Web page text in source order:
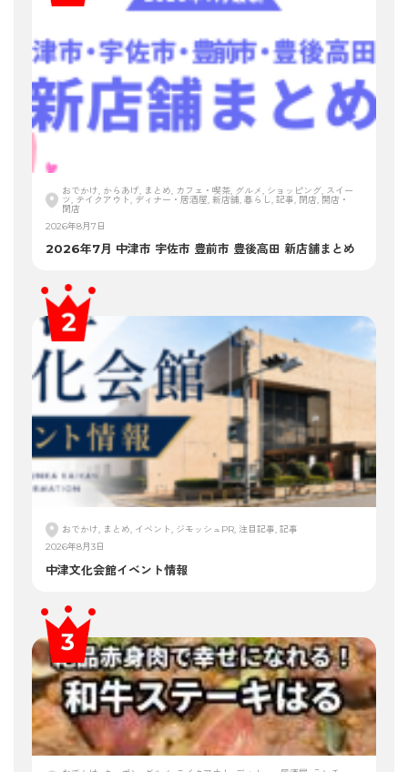
おでかけ, からあげ, まとめ, カフェ・喫茶, グルメ, ショッピング, スイー
ツ, テイクアウト, ディナー・居酒屋, 新店舗, 暮らし, 記事, 閉店, 開店・
閉店
2026年8月7日
2026年7月 中津市 宇佐市 豊前市 豊後高田 新店舗まとめ
おでかけ, まとめ, イベント, ジモッシュPR, 注目記事, 記事
2026年8月3日
中津文化会館イベント情報